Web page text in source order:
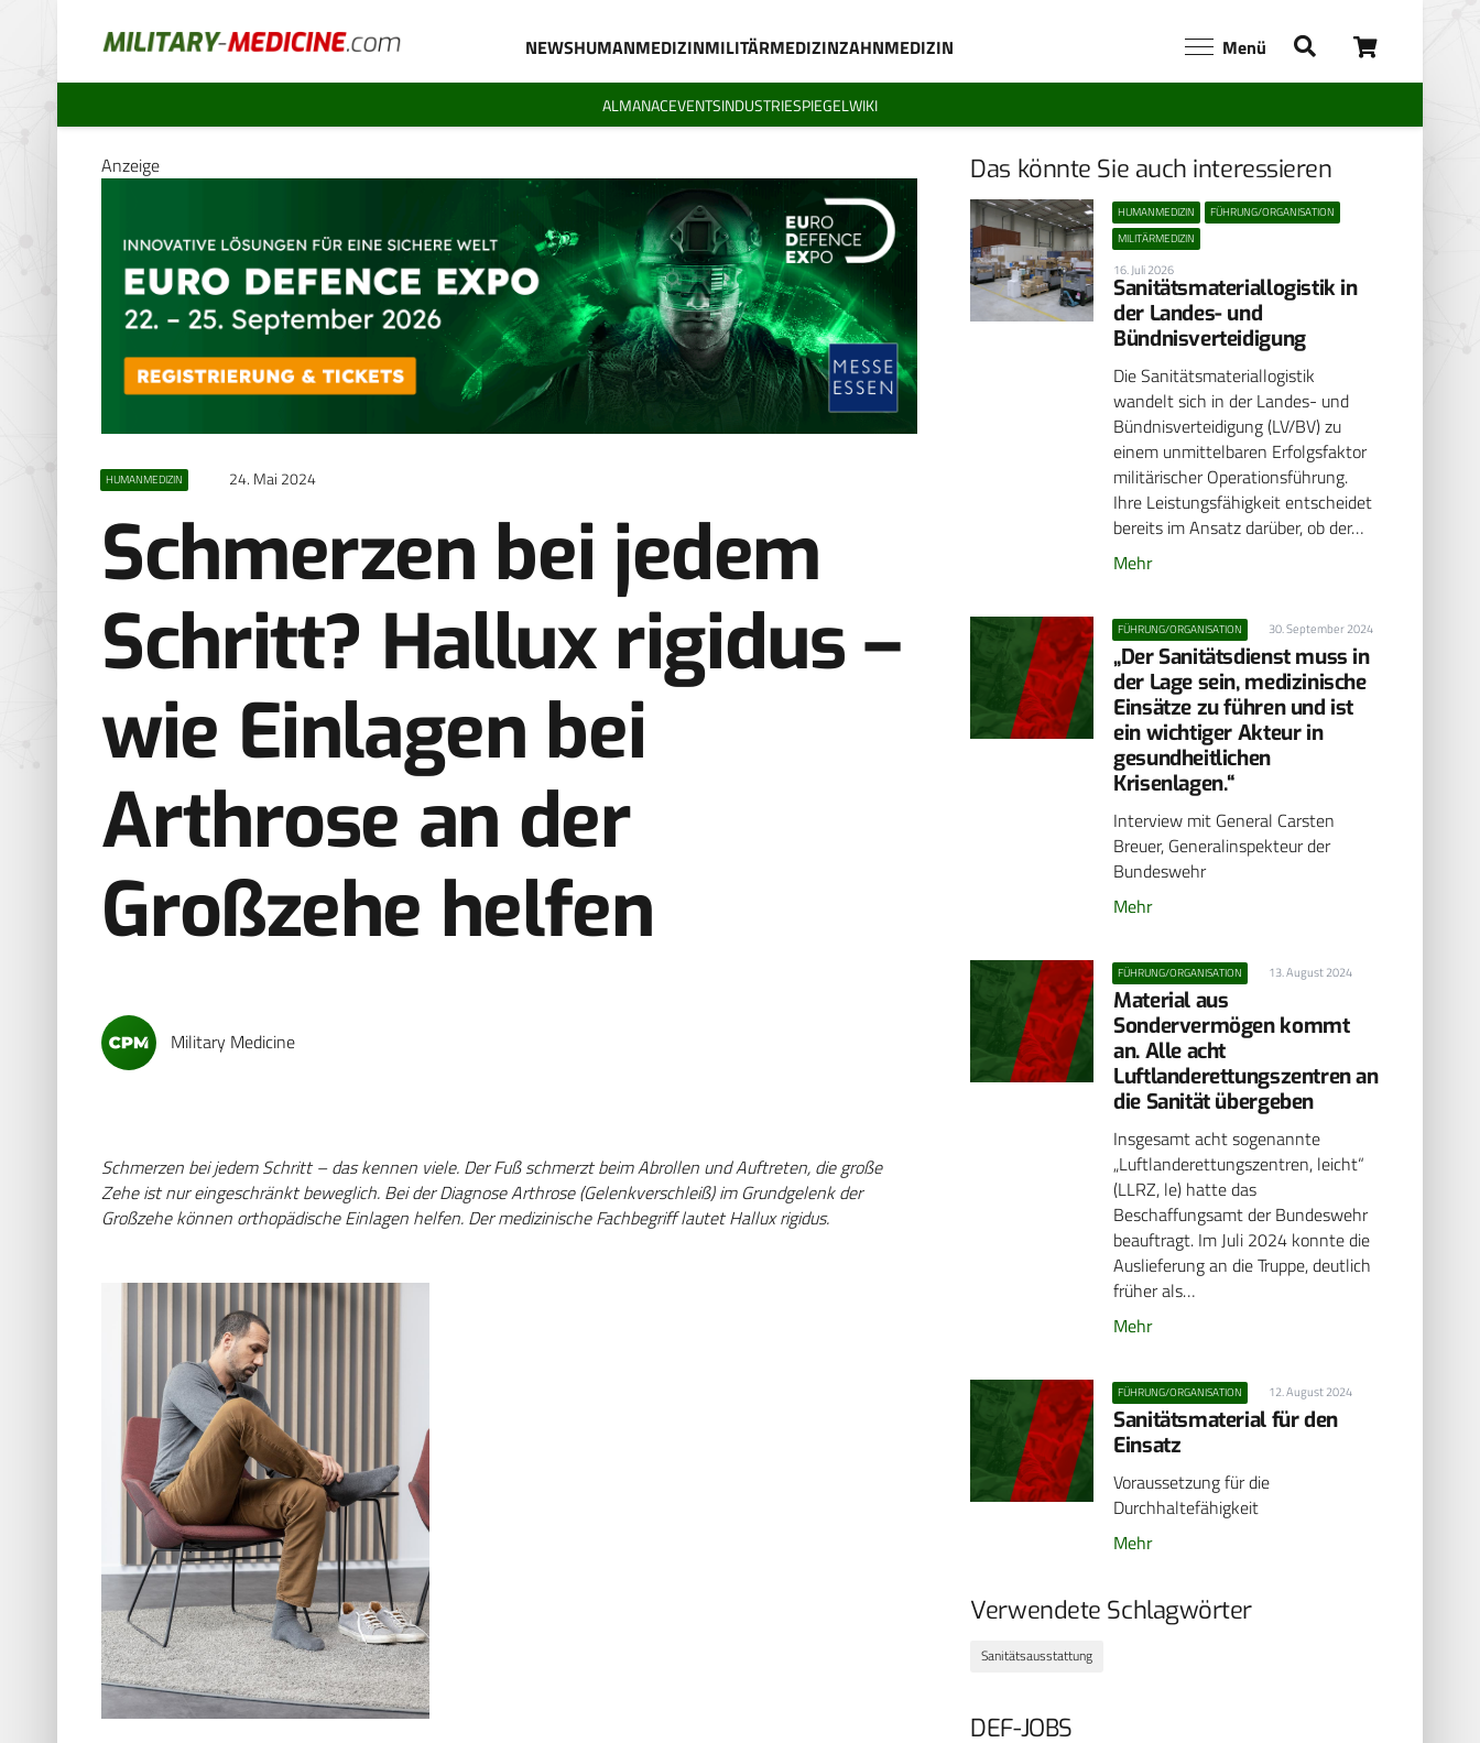
NEWSHUMANMEDIZINMILITÄRMEDIZINZAHNMEDIZIN Menü
ALMANACEVENTSINDUSTRIESPIEGELWIKI
Anzeige
HUMANMEDIZIN 24. Mai 2024
Schmerzen bei jedem
Schritt? Hallux rigidus –
wie Einlagen bei
Arthrose an der
Großzehe helfen
Military Medicine
Schmerzen bei jedem Schritt – das kennen viele. Der Fuß schmerzt beim Abrollen und Auftreten, die große
Zehe ist nur eingeschränkt beweglich. Bei der Diagnose Arthrose (Gelenkverschleiß) im Grundgelenk der
Großzehe können orthopädische Einlagen helfen. Der medizinische Fachbegriff lautet Hallux rigidus.
Das könnte Sie auch interessieren
HUMANMEDIZIN
FÜHRUNG/ORGANISATION
MILITÄRMEDIZIN
16. Juli 2026
Sanitätsmateriallogistik in
der Landes- und
Bündnisverteidigung
Die Sanitätsmateriallogistik
wandelt sich in der Landes- und
Bündnisverteidigung (LV/BV) zu
einem unmittelbaren Erfolgsfaktor
militärischer Operationsführung.
Ihre Leistungsfähigkeit entscheidet
bereits im Ansatz darüber, ob der…
Mehr
FÜHRUNG/ORGANISATION 30. September 2024
„Der Sanitätsdienst muss in
der Lage sein, medizinische
Einsätze zu führen und ist
ein wichtiger Akteur in
gesundheitlichen
Krisenlagen.“
Interview mit General Carsten
Breuer, Generalinspekteur der
Bundeswehr
Mehr
FÜHRUNG/ORGANISATION 13. August 2024
Material aus
Sondervermögen kommt
an. Alle acht
Luftlanderettungszentren an
die Sanität übergeben
Insgesamt acht sogenannte
„Luftlanderettungszentren, leicht“
(LLRZ, le) hatte das
Beschaffungsamt der Bundeswehr
beauftragt. Im Juli 2024 konnte die
Auslieferung an die Truppe, deutlich
früher als…
Mehr
FÜHRUNG/ORGANISATION 12. August 2024
Sanitätsmaterial für den
Einsatz
Voraussetzung für die
Durchhaltefähigkeit
Mehr
Verwendete Schlagwörter
Sanitätsausstattung
DEF-JOBS